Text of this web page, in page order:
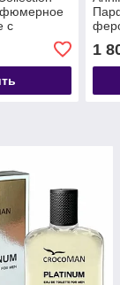
с
мл (по
1